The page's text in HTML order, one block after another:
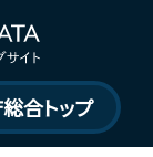
合トップ